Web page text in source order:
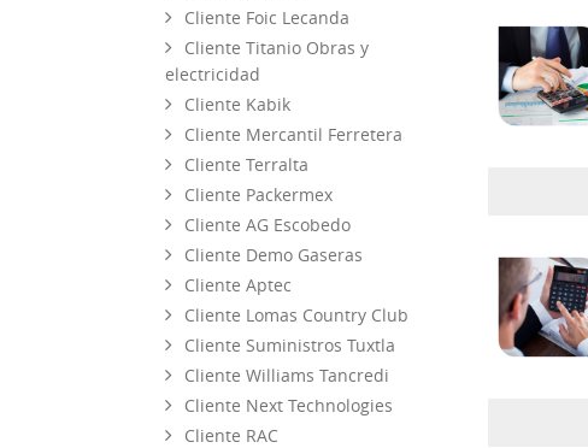
Cliente Foic Lecanda
Cliente Titanio Obras y
electricidad
Cliente Kabik
Cliente Mercantil Ferretera
Cliente Terralta
Cliente Packermex
Cliente AG Escobedo
Cliente Demo Gaseras
Cliente Aptec
Cliente Lomas Country Club
Cliente Suministros Tuxtla
Cliente Williams Tancredi
Cliente Next Technologies
Cliente RAC